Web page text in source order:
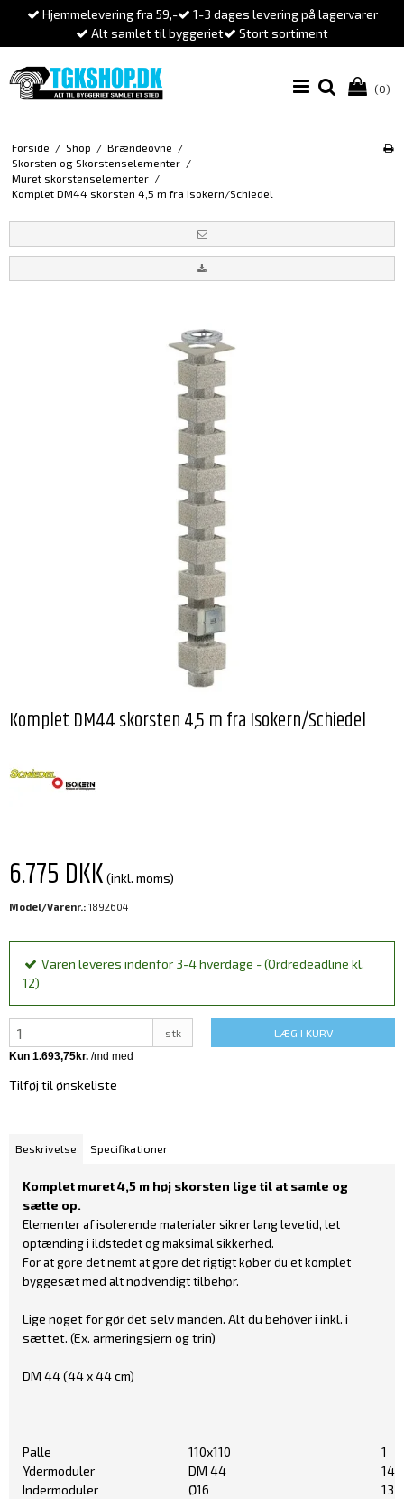
Hjemmelevering fra 59,-
1-3 dages levering på lagervarer
Alt samlet til byggeriet
Stort sortiment
(0)
Forside / Shop / Brændeovne /
Skorsten og Skorstenselementer /
Muret skorstenselementer /
Komplet DM44 skorsten 4,5 m fra Isokern/Schiedel
Komplet DM44 skorsten 4,5 m fra Isokern/Schiedel
6.775 DKK (inkl. moms)
Model/Varenr.: 1892604
Varen leveres indenfor 3-4 hverdage - (Ordredeadline kl.
12)
stk LÆG I KURV
Tilføj til ønskeliste
Beskrivelse Specifikationer
Komplet muret 4,5 m høj skorsten lige til at samle og
sætte op.
Elementer af isolerende materialer sikrer lang levetid, let
optænding i ildstedet og maksimal sikkerhed.
For at gøre det nemt at gøre det rigtigt køber du et komplet
byggesæt med alt nødvendigt tilbehør.
Lige noget for gør det selv manden. Alt du behøver i inkl. i
sættet. (Ex. armeringsjern og trin)
DM 44 (44 x 44 cm)
Palle 110x110
1
Ydermoduler
DM 44
14
Indermoduler
Ø16
13